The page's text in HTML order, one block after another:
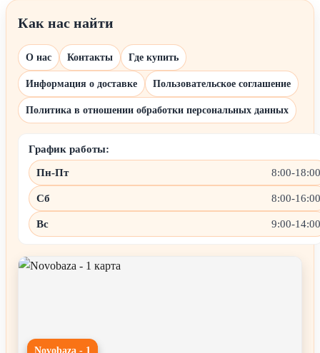
Как нас найти
О нас Контакты Где купить
Информация о доставке Пользовательское соглашение
Политика в отношении обработки персональных данных
График работы:
Пн-Пт
8:00-18:00
Сб 8:00-16:00
Вс 9:00-14:00
Novobaza - 1